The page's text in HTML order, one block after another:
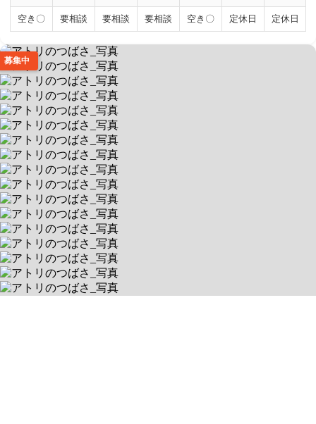
空き〇 要相談 要相談 要相談 空き〇 定休日 定休日
募集中
アトリのつばさ
【IT療育】PC学習/プログラミング
送迎なし/当エリア対応
平日 10:00～19:00 / 土 9:00～18:00
0650018
北海道札幌市東区北十八条東１６丁目３番１７号